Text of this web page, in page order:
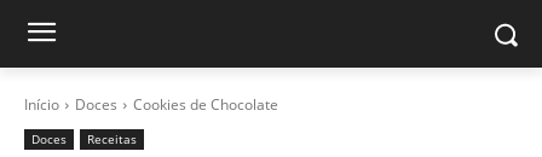
Início Doces Cookies de Chocolate
Doces Receitas